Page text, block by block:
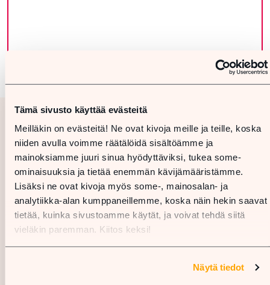
Tämä sivusto käyttää evästeitä
Meilläkin on evästeitä! Ne ovat kivoja meille ja teille, koska
niiden avulla voimme räätälöidä sisältöämme ja
mainoksiamme juuri sinua hyödyttäviksi, tukea some-
ominaisuuksia ja tietää enemmän kävijämääristämme.
Lisäksi ne ovat kivoja myös some-, mainosalan- ja
analytiikka-alan kumppaneillemme, koska näin hekin saavat
tietää, kuinka sivustoamme käytät, ja voivat tehdä siitä
vieläkin paremman. Kiitos keksi!
Näytä tiedot